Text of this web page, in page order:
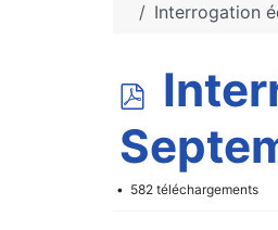
Interrogation
p
d
f
582 téléchargements